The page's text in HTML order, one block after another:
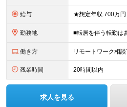
給与
勤務地
働き方 リモートワーク相
残業時間 20時間以内
求人を見る